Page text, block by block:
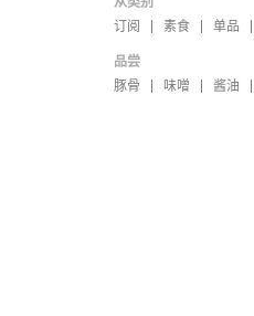
订阅
素食 单品
品尝
豚骨
味噌 酱油